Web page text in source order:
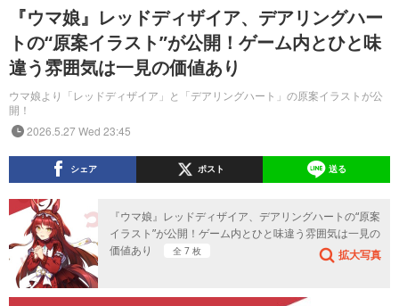
『ウマ娘』レッドディザイア、デアリングハー
トの“原案イラスト”が公開！ゲーム内とひと味
違う雰囲気は一見の価値あり
ウマ娘より「レッドディザイア」と「デアリングハート」の原案イラストが公
開！
2026.5.27 Wed 23:45
シェア ポスト 送る
『ウマ娘』レッドディザイア、デアリングハートの“原案
イラスト”が公開！ゲーム内とひと味違う雰囲気は一見の
価値あり
全 7 枚 拡大写真